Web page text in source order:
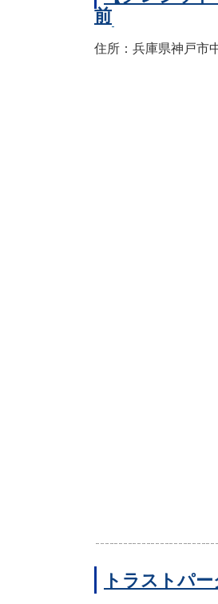
前
住所：兵庫県神戸市
トラストパ